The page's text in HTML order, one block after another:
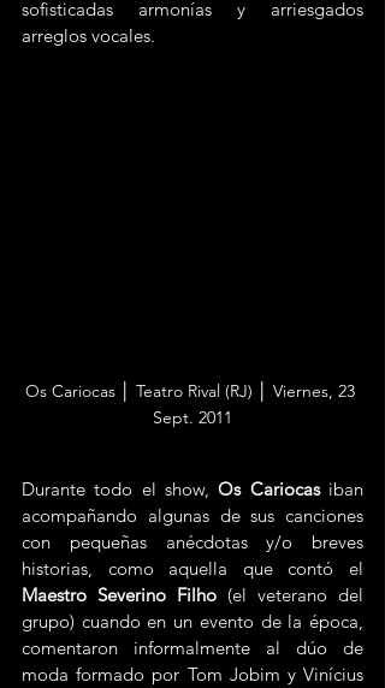
sofisticadas armonías y arriesgados
arreglos vocales.
Os Cariocas │ Teatro Rival (RJ) │ Viernes, 23
Sept. 2011
Durante todo el show, Os Cariocas iban
acompañando algunas de sus canciones
con pequeñas anécdotas y/o breves
Maestro Severino Filho (el veterano del
grupo) cuando en un evento de la época,
comentaron informalmente al dúo de
moda formado por Tom Jobim y Vinícius